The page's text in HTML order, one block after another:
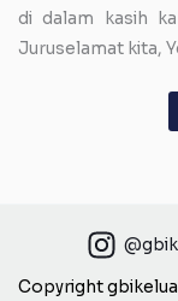
di dalam kasih
Juruselamat kita,
Copyright